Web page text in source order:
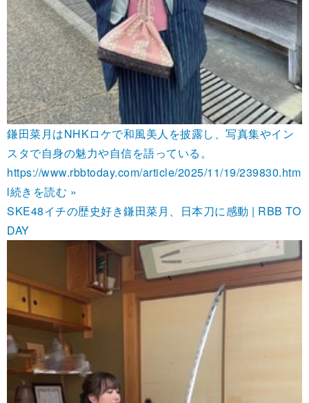
鎌田菜月はNHKロケで和風美人を披露し、写真集やイン
スタで自身の魅力や自信を語っている。
https://www.rbbtoday.com/article/2025/11/19/239830.htm
l続きを読む »
SKE48イチの歴史好き鎌田菜月、日本刀に感動 | RBB TO
DAY